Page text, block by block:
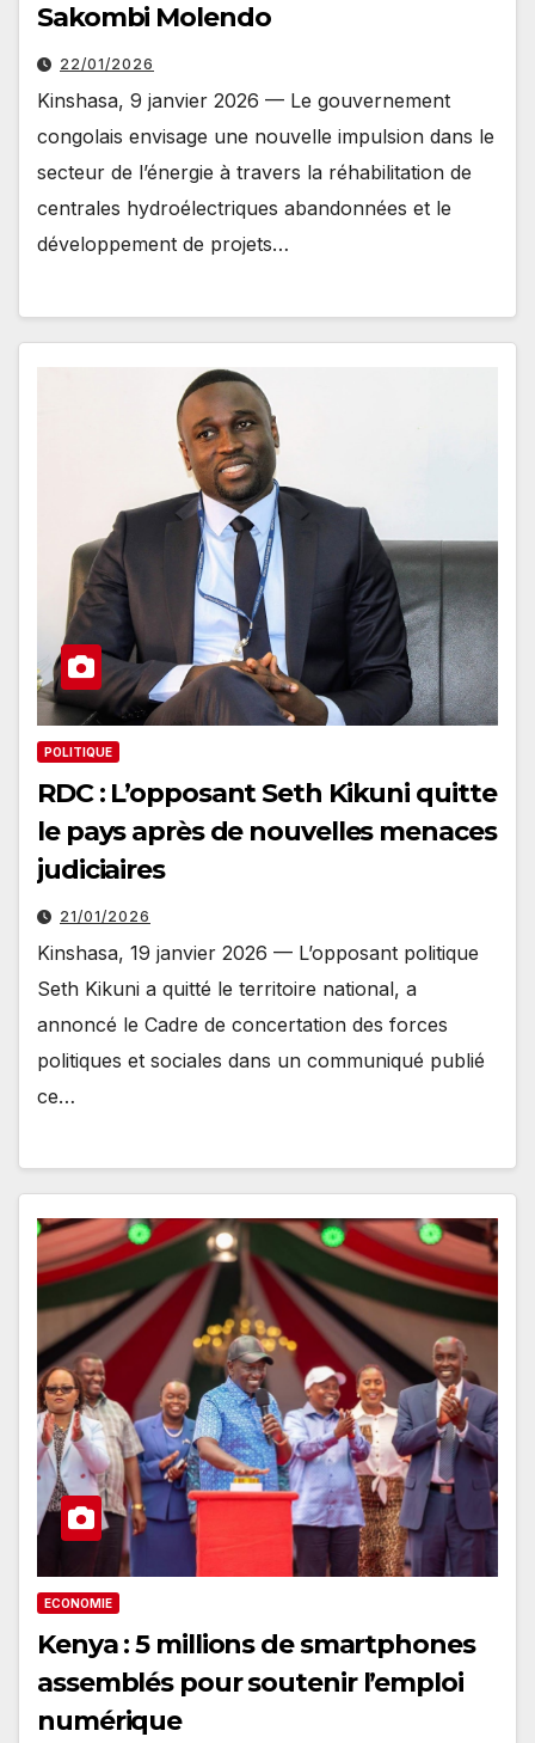
Sakombi Molendo
22/01/2026
Kinshasa, 9 janvier 2026 — Le gouvernement
congolais envisage une nouvelle impulsion dans le
secteur de l’énergie à travers la réhabilitation de
centrales hydroélectriques abandonnées et le
développement de projets…
POLITIQUE
RDC : L’opposant Seth Kikuni quitte
le pays après de nouvelles menaces
judiciaires
21/01/2026
Kinshasa, 19 janvier 2026 — L’opposant politique
Seth Kikuni a quitté le territoire national, a
annoncé le Cadre de concertation des forces
politiques et sociales dans un communiqué publié
ce…
ECONOMIE
Kenya : 5 millions de smartphones
assemblés pour soutenir l’emploi
numérique